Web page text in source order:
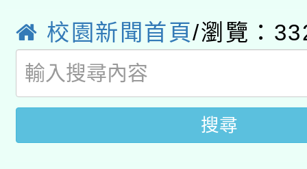
薪期間赴陸應申請許可
轉知經濟部水利署委託
業技術研究院辦理「
用水績優單位及節水達
115年8月22日(星期六
桃園市孔廟祈福系列
開 智慧啟航」
2026年桃園地景藝術
校園新聞首頁/瀏覽：
搜尋